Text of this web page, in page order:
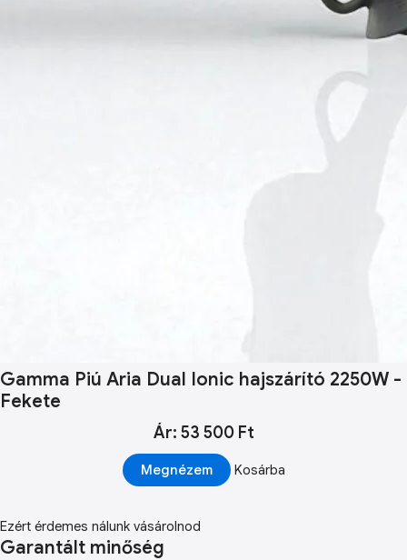
Gamma Piú Aria Dual Ionic hajszárító 2250W -
Fekete
Ár: 53 500 Ft
Megnézem Kosárba
Ezért érdemes nálunk vásárolnod
Garantált minőség